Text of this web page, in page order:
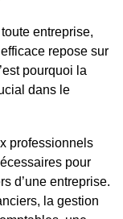
entreprise,
repose sur
pourquoi la
dans le
professionnels
pour
d’une entreprise.
la gestion